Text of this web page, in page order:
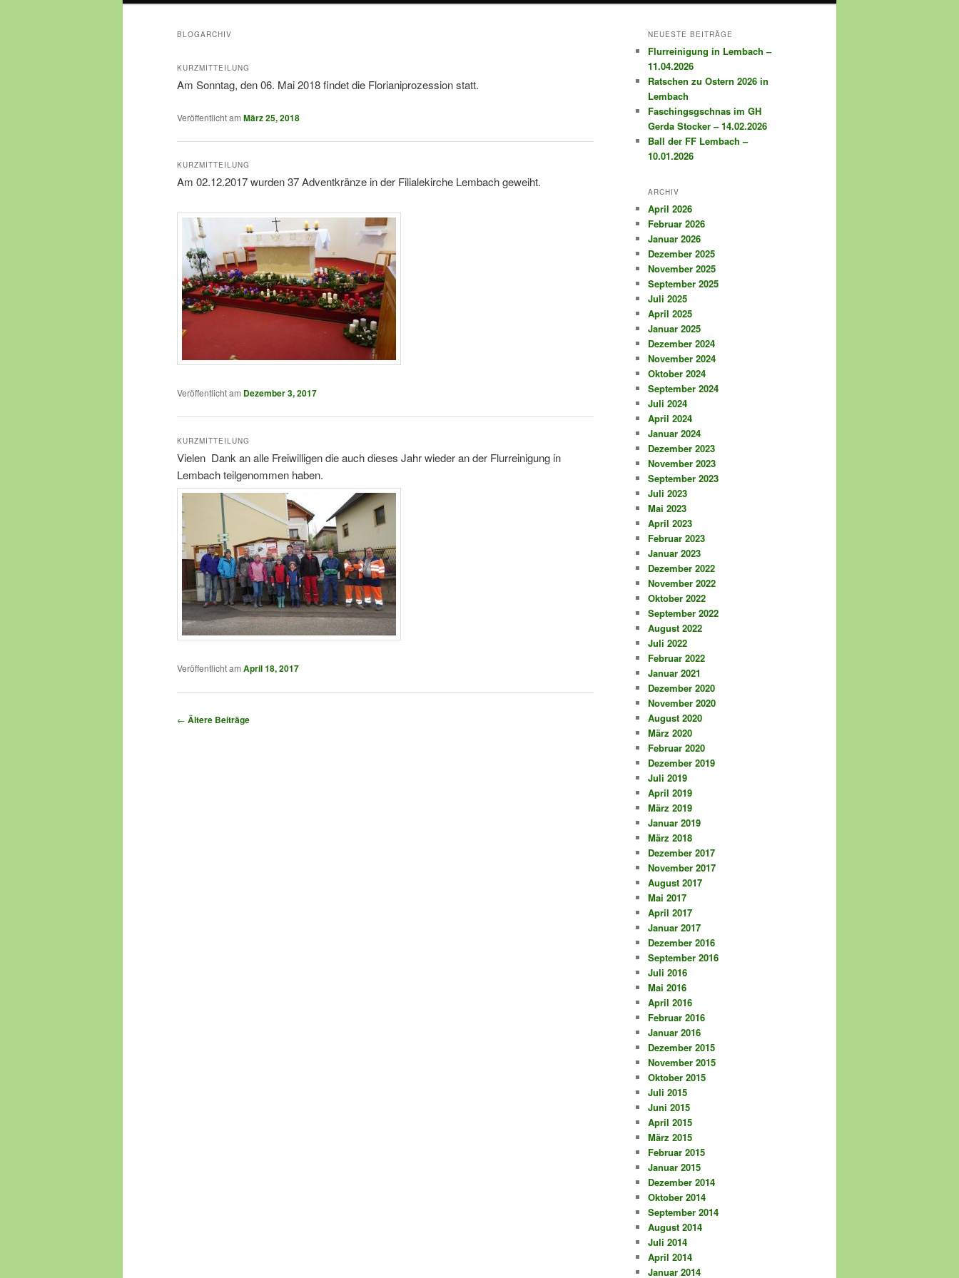
BLOGARCHIV
KURZMITTEILUNG
Am Sonntag, den 06. Mai 2018 findet die Florianiprozession statt.
Veröffentlicht am März 25, 2018
KURZMITTEILUNG
Am 02.12.2017 wurden 37 Adventkränze in der Filialekirche Lembach geweiht.
Veröffentlicht am Dezember 3, 2017
KURZMITTEILUNG
Vielen Dank an alle Freiwilligen die auch dieses Jahr wieder an der Flurreinigung in
Lembach teilgenommen haben.
Veröffentlicht am April 18, 2017
Beitragsnavigation
← Ältere Beiträge
NEUESTE BEITRÄGE
Flurreinigung in Lembach –
11.04.2026
Ratschen zu Ostern 2026 in
Lembach
Faschingsgschnas im GH
Gerda Stocker – 14.02.2026
Ball der FF Lembach –
10.01.2026
ARCHIV
April 2026
Februar 2026
Januar 2026
Dezember 2025
November 2025
September 2025
Juli 2025
April 2025
Januar 2025
Dezember 2024
November 2024
Oktober 2024
September 2024
Juli 2024
April 2024
Januar 2024
Dezember 2023
November 2023
September 2023
Juli 2023
Mai 2023
April 2023
Februar 2023
Januar 2023
Dezember 2022
November 2022
Oktober 2022
September 2022
August 2022
Juli 2022
Februar 2022
Januar 2021
Dezember 2020
November 2020
August 2020
März 2020
Februar 2020
Dezember 2019
Juli 2019
April 2019
März 2019
Januar 2019
März 2018
Dezember 2017
November 2017
August 2017
Mai 2017
April 2017
Januar 2017
Dezember 2016
September 2016
Juli 2016
Mai 2016
April 2016
Februar 2016
Januar 2016
Dezember 2015
November 2015
Oktober 2015
Juli 2015
Juni 2015
April 2015
März 2015
Februar 2015
Januar 2015
Dezember 2014
Oktober 2014
September 2014
August 2014
Juli 2014
April 2014
Januar 2014